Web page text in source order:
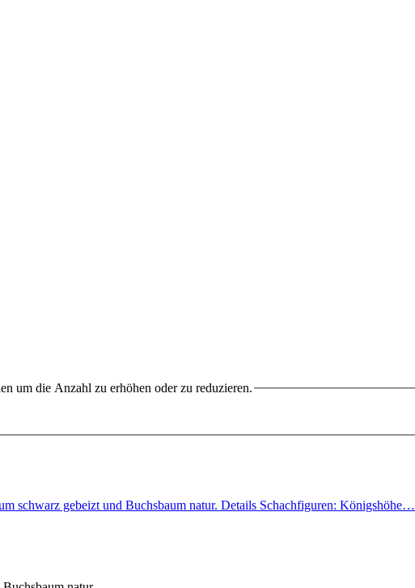
um die Anzahl zu erhöhen oder zu reduzieren.
schwarz gebeizt und Buchsbaum natur. Details Schachfiguren: Königshöhe…